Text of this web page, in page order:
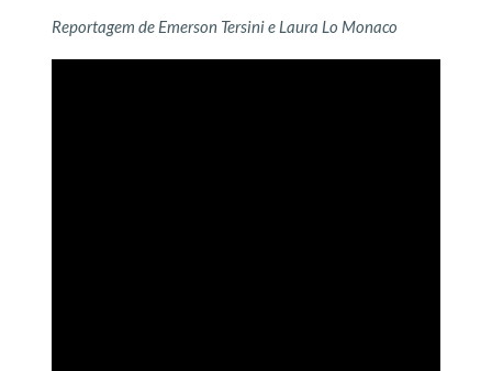
Reportagem de Emerson Tersini e Laura Lo Monaco